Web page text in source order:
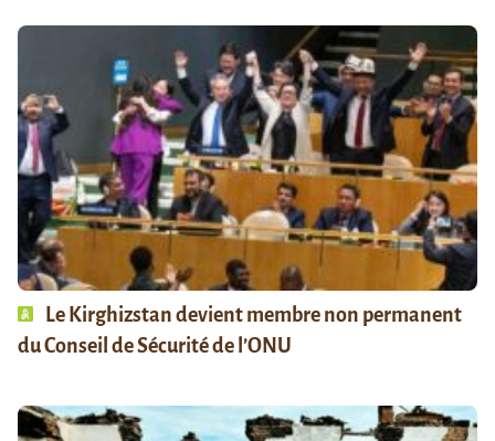
Le Kirghizstan devient membre non permanent
du Conseil de Sécurité de l’ONU